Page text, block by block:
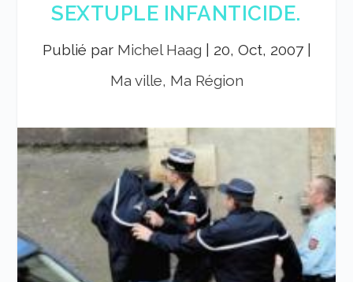
SEXTUPLE INFANTICIDE.
Publié par Michel Haag 20, Oct, 2007|
Ma ville, Ma Région